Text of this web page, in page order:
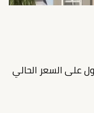
على السعر الحالي